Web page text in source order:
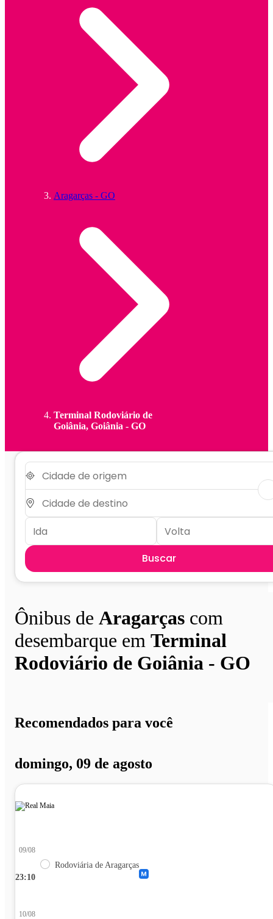
Aragarças - GO
Terminal Rodoviário de
Goiânia, Goiânia - GO
Buscar
Ônibus de Aragarças com
desembarque em Terminal
Rodoviário de Goiânia - GO
Recomendados para você
domingo, 09 de agosto
23:10
09/08
Rodoviária de Aragarças
10/08